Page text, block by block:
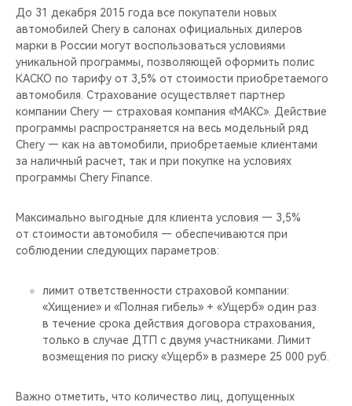
CHERY REMOTE
CHERY И СПОРТ
НАШИ МЕРОПРИЯТИЯ
ВИДЕООБЗОРЫ
CHERY ДЛЯ ДЕТЕЙ
До 31 декабря 2015 года все покупатели новых
автомобилей Chery в салонах официальных дилеров
марки в России могут воспользоваться условиями
уникальной программы, позволяющей оформить полис
КАСКО по тарифу от 3,5% от стоимости приобретаемого
автомобиля. Страхование осуществляет партнер
компании Chery — страховая компания «МАКС». Действие
программы распространяется на весь модельный ряд
Chery — как на автомобили, приобретаемые клиентами
за наличный расчет, так и при покупке на условиях
программы Chery Finance.
Максимально выгодные для клиента условия — 3,5%
от стоимости автомобиля — обеспечиваются при
соблюдении следующих параметров:
лимит ответственности страховой компании:
«Хищение» и «Полная гибель» + «Ущерб» один раз
в течение срока действия договора страхования,
только в случае ДТП с двумя участниками. Лимит
возмещения по риску «Ущерб» в размере 25 000 руб.
Важно отметить, что количество лиц, допущенных